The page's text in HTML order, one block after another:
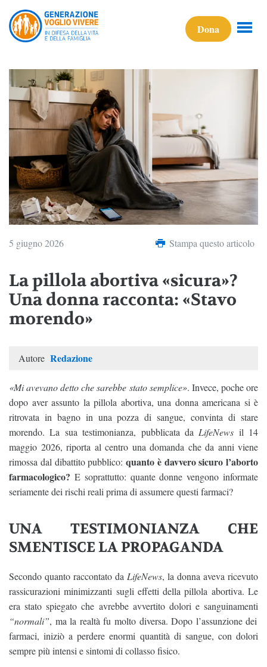
Dona
5 giugno 2026 Stampa questo articolo
La pillola abortiva «sicura»?
Una donna racconta: «Stavo
morendo»
Autore Redazione
«Mi avevano detto che sarebbe stato semplice». Invece, poche ore
dopo aver assunto la pillola abortiva, una donna americana si è
ritrovata in bagno in una pozza di sangue, convinta di stare
morendo. La sua testimonianza, pubblicata da LifeNews il 14
maggio 2026, riporta al centro una domanda che da anni viene
rimossa dal dibattito pubblico: quanto è davvero sicuro l’aborto
farmacologico? E soprattutto: quante donne vengono informate
seriamente dei rischi reali prima di assumere questi farmaci?
UNA TESTIMONIANZA CHE
SMENTISCE LA PROPAGANDA
Secondo quanto raccontato da LifeNews, la donna aveva ricevuto
rassicurazioni minimizzanti sugli effetti della pillola abortiva. Le
era stato spiegato che avrebbe avvertito dolori e sanguinamenti
“normali”, ma la realtà fu molto diversa. Dopo l’assunzione dei
farmaci, iniziò a perdere enormi quantità di sangue, con dolori
sempre più intensi e sintomi di collasso fisico.